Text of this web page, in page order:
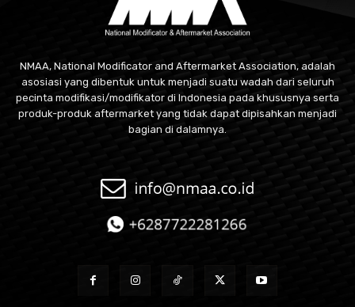
NMAA, National Modificator and Aftermarket Association, adalah
asosiasi yang dibentuk untuk menjadi suatu wadah dari seluruh
pecinta modifikasi/modifikator di Indonesia pada khususnya serta
produk-produk aftermarket yang tidak dapat dipisahkan menjadi
bagian di dalamnya.